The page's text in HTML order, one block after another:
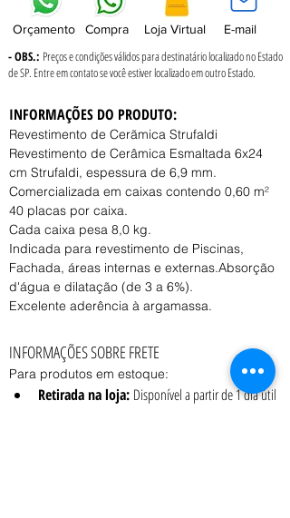
Orçamento Compra Loja Virtual E-mail
- OBS.: Preços e condições válidos para destinatário localizado no Estado
de SP. Entre em contato se você estiver localizado em outro Estado.
INFORMAÇÕES DO PRODUTO:
Revestimento de Cerãmica Strufaldi
Revestimento de Cerâmica Esmaltada 6x24
cm Strufaldi, espessura de 6,9 mm.
Comercializada em caixas contendo 0,60 m²
40 placas por caixa.
Cada caixa pesa 8,0 kg.
Indicada para revestimento de Piscinas,
Fachada, áreas internas e externas.Absorção
d'água e dilatação (de 3 a 6%).
Excelente aderência à argamassa.
INFORMAÇÕES SOBRE FRETE
Para produtos em estoque:
Retirada na loja: Disponível a partir de 1 dia útil